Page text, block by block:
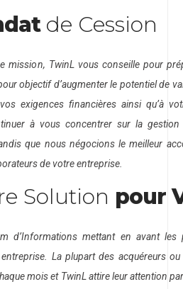
de Cession
mission, TwinL vous conseille pour
objectif d’augmenter le potentiel de
exigences financières ainsi qu’à
à vous concentrer sur la
que nous négocions le meilleur
de votre entreprise.
Solution pour
d’Informations mettant en avant
La plupart des acquéreurs
mois et TwinL attire leur attention